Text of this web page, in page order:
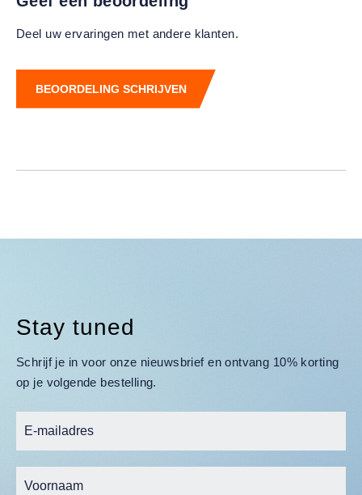
Deel uw ervaringen met andere klanten.
BEOORDELING SCHRIJVEN
Stay tuned
Schrijf je in voor onze nieuwsbrief en ontvang 10% korting
op je volgende bestelling.